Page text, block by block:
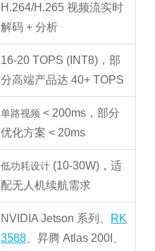
H.264/H.265 视频流实时
解码 + 分析
16-20 TOPS (INT8)，部
分高端产品达 40+ TOPS
单路视频 < 200ms，部分
优化方案 < 20ms
低功耗设计 (10-30W)，适
配无人机续航需求
NVIDIA Jetson 系列、
RK
3588 、昇腾 Atlas 200I、